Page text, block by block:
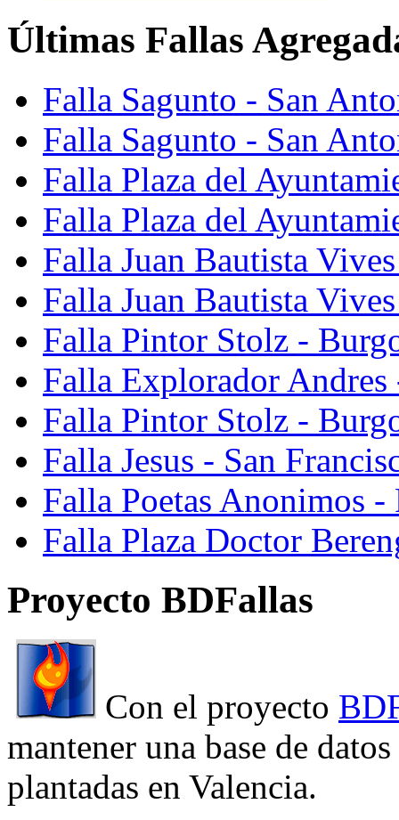
Últimas Fallas
Falla Sagunto - San
Falla Sagunto - San
Falla Plaza del
Falla Plaza del
Falla Juan Bautista
Falla Juan Bautista
Falla Pintor Stolz -
Falla Explorador Andres
Falla Pintor Stolz -
Falla Jesus - San
Falla Poetas Anonimos
Falla Plaza Doctor
Proyecto BDFallas
Con el proyecto
mantener una base de
plantadas en Valencia.